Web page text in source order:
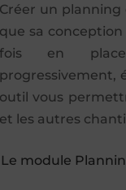
un
sa
en
vous
les autres
Le module